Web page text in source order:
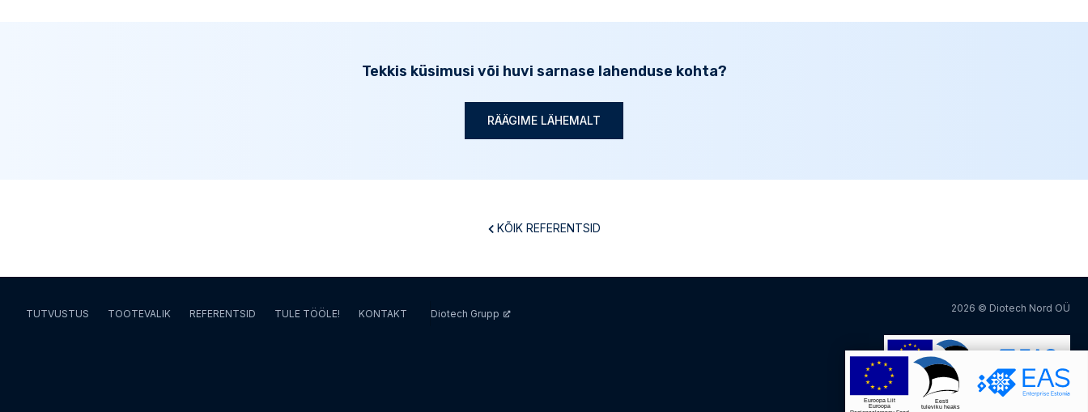
Tekkis küsimusi või huvi sarnase lahenduse kohta?
RÄÄGIME LÄHEMALT
KÕIK REFERENTSID
TUTVUSTUS TOOTEVALIK REFERENTSID TULE TÖÖLE! KONTAKT Diotech Grupp 2026 © Diotech Nord OÜ